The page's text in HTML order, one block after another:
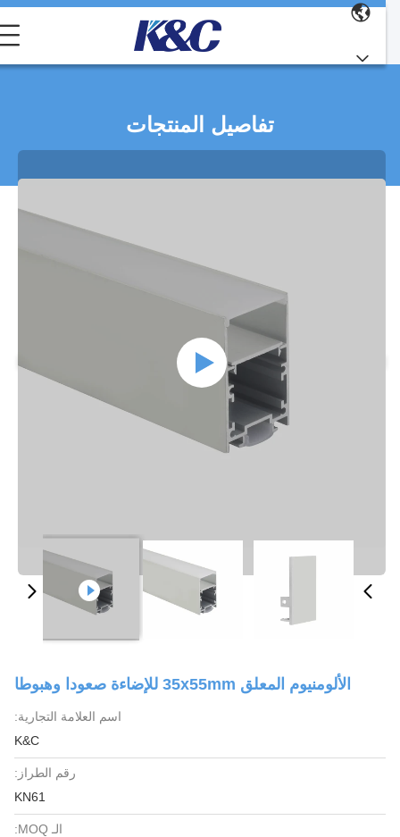
تفاصيل المنتجات
الألومنيوم المعلق 35x55mm للإضاءة صعودا وهبوطا
اسم العلامة التجارية:
K&C
رقم الطراز:
KN61
الـ MOQ: